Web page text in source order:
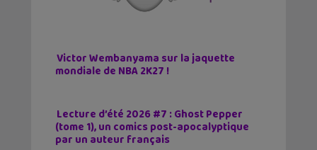
Victor Wembanyama sur la jaquette
mondiale de NBA 2K27 !
Lecture d’été 2026 #7 : Ghost Pepper
(tome 1), un comics post-apocalyptique
par un auteur français